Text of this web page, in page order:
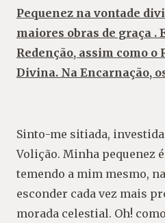
Pequenez na vontade
maiores obras de graça .
Redenção, assim como o
Divina. Na Encarnação,
Sinto-me sitiada,
Volição. Minha pequenez
temendo a mim mesmo,
esconder cada vez mais
morada celestial. Oh!